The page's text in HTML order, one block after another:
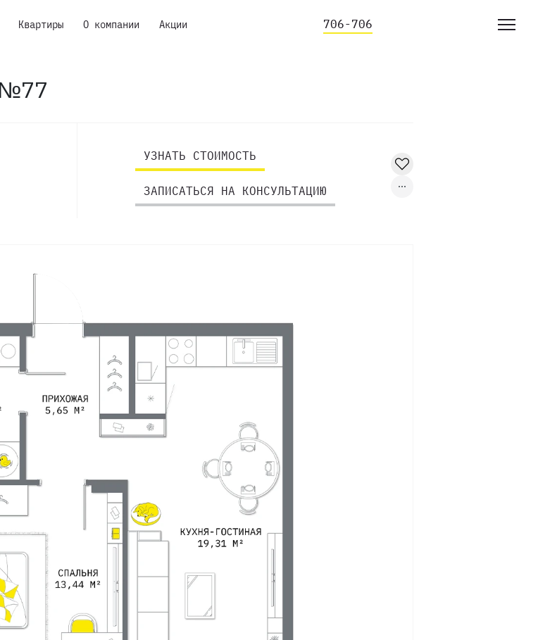
Квартиры О компании Акции 706-706
УЗНАТЬ СТОИМОСТЬ
ЗАПИСАТЬСЯ НА КОНСУЛЬТАЦИЮ